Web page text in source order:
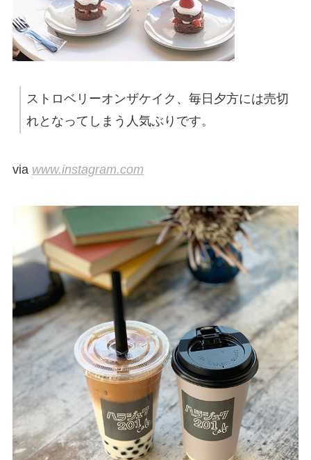
ストロベリーオンザケイク、毎日夕方には売切
れとなってしまう人気ぶりです。
via www.instagram.com